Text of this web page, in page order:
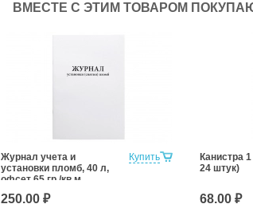
ВМЕСТЕ С ЭТИМ ТОВАРОМ
Купить
Журнал учета и
установки пломб, 40 л,
офсет 65 гр./кв.м
250.00 ₽
Канистра
24 штук)
68.00 ₽